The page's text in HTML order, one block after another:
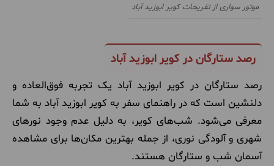
موتور سواری از تفریحات کویر ابوزید آباد
رصد ستارگان در کویر ابوزید آباد
رصد ستارگان در کویر ابوزید آباد یک تجربه فوق‌العاده و
دلنشین است که در راهنمای سفر به کویر ابوزید آباد به شما
معرفی می‌شود. شب‌های کویر، به دلیل عدم وجود نورهای
شهری و آلودگی نوری، از جمله بهترین مکان‌ها برای مشاهده
آسمان شب و ستارگان هستند.